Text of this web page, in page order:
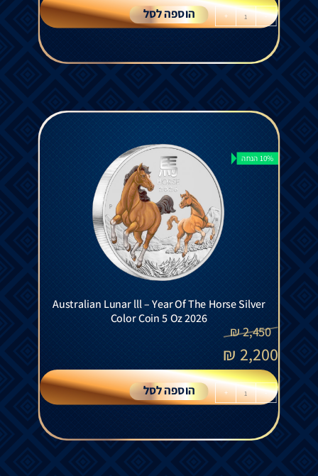
-
+ הוספה לסל
10% הנחה
Australian Lunar lll – Year Of The Horse Silver
Color Coin 5 Oz 2026
2,450
₪
2,200
₪
-
+ הוספה לסל